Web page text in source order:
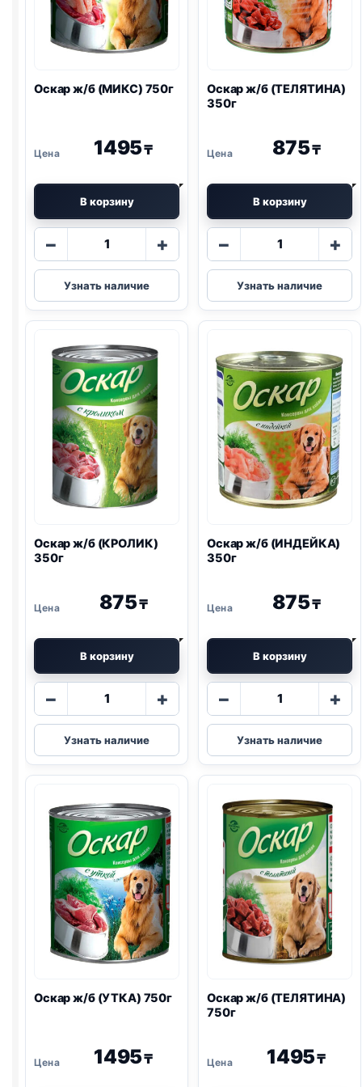
Оскар ж/б (МИКС) 750г
1495₸
В корзину
−
Количество
Оскар
ж/
б
750г
+
Узнать наличие
Оскар ж/б (ТЕЛЯТИНА)
350г
875₸
В корзину
−
Количество
Оскар
ж/
б
350г
+
Узнать наличие
Оскар ж/б (КРОЛИК)
350г
875₸
В корзину
−
Количество
Оскар
ж/
б
350г
+
Узнать наличие
Оскар ж/б (ИНДЕЙКА)
350г
875₸
В корзину
−
Количество
Оскар
ж/
б
350г
+
Узнать наличие
Оскар ж/б (УТКА) 750г
1495₸
Оскар ж/б (ТЕЛЯТИНА)
750г
1495₸